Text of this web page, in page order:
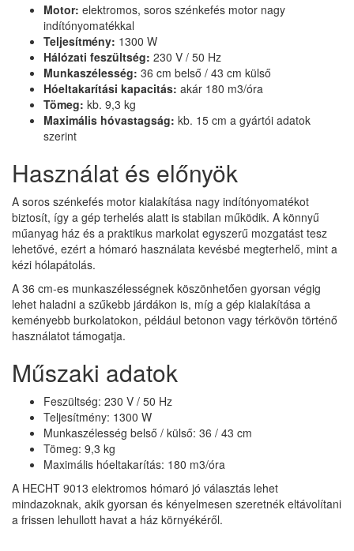
Motor: elektromos, soros szénkefés motor nagy
indítónyomatékkal
Teljesítmény: 1300 W
Hálózati feszültség: 230 V / 50 Hz
Munkaszélesség: 36 cm belső / 43 cm külső
Hóeltakarítási kapacitás: akár 180 m3/óra
Tömeg: kb. 9,3 kg
Maximális hóvastagság: kb. 15 cm a gyártói adatok
szerint
Használat és előnyök
A soros szénkefés motor kialakítása nagy indítónyomatékot
biztosít, így a gép terhelés alatt is stabilan működik. A könnyű
műanyag ház és a praktikus markolat egyszerű mozgatást tesz
lehetővé, ezért a hómaró használata kevésbé megterhelő, mint a
kézi hólapátolás.
A 36 cm-es munkaszélességnek köszönhetően gyorsan végig
lehet haladni a szűkebb járdákon is, míg a gép kialakítása a
keményebb burkolatokon, például betonon vagy térkövön történő
használatot támogatja.
Műszaki adatok
Feszültség: 230 V / 50 Hz
Teljesítmény: 1300 W
Munkaszélesség belső / külső: 36 / 43 cm
Tömeg: 9,3 kg
Maximális hóeltakarítás: 180 m3/óra
A HECHT 9013 elektromos hómaró jó választás lehet
mindazoknak, akik gyorsan és kényelmesen szeretnék eltávolítani
a frissen lehullott havat a ház környékéről.